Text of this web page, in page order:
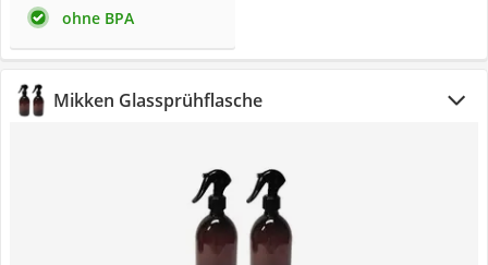
ohne BPA
Mikken Glassprühflasche